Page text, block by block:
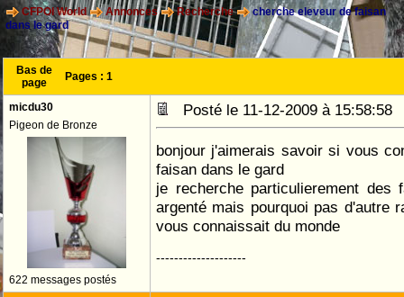
CFPOI World Annonces Recherche
cherche eleveur de faisan
dans le gard
Bas de
page
Pages : 1
micdu30
Pigeon de Bronze
622 messages postés
Posté le 11-12-2009 à
bonjour j'aimerais savoir si vous
faisan dans le gard
je recherche particulierement des
argenté mais pourquoi pas d'autre
vous connaissait du monde
--------------------